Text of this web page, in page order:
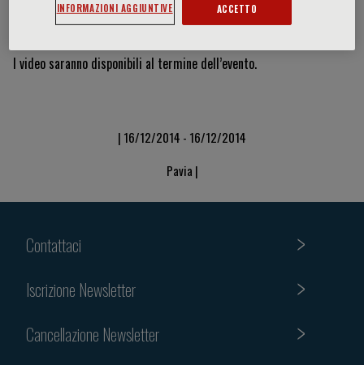
Video & Slide
I video saranno disponibili al termine dell’evento.
| 16/12/2014 - 16/12/2014
Pavia |
Contattaci
Iscrizione Newsletter
Cancellazione Newsletter
INFORMAZIONI AGGIUNTIVE ACCETTO